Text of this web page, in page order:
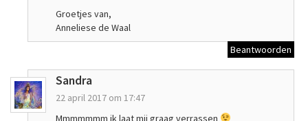
Groetjes van,
Anneliese de Waal
Beantwoorden
Sandra
22 april 2017 om 17:47
Mmmmmmm ik laat mij graag verrassen